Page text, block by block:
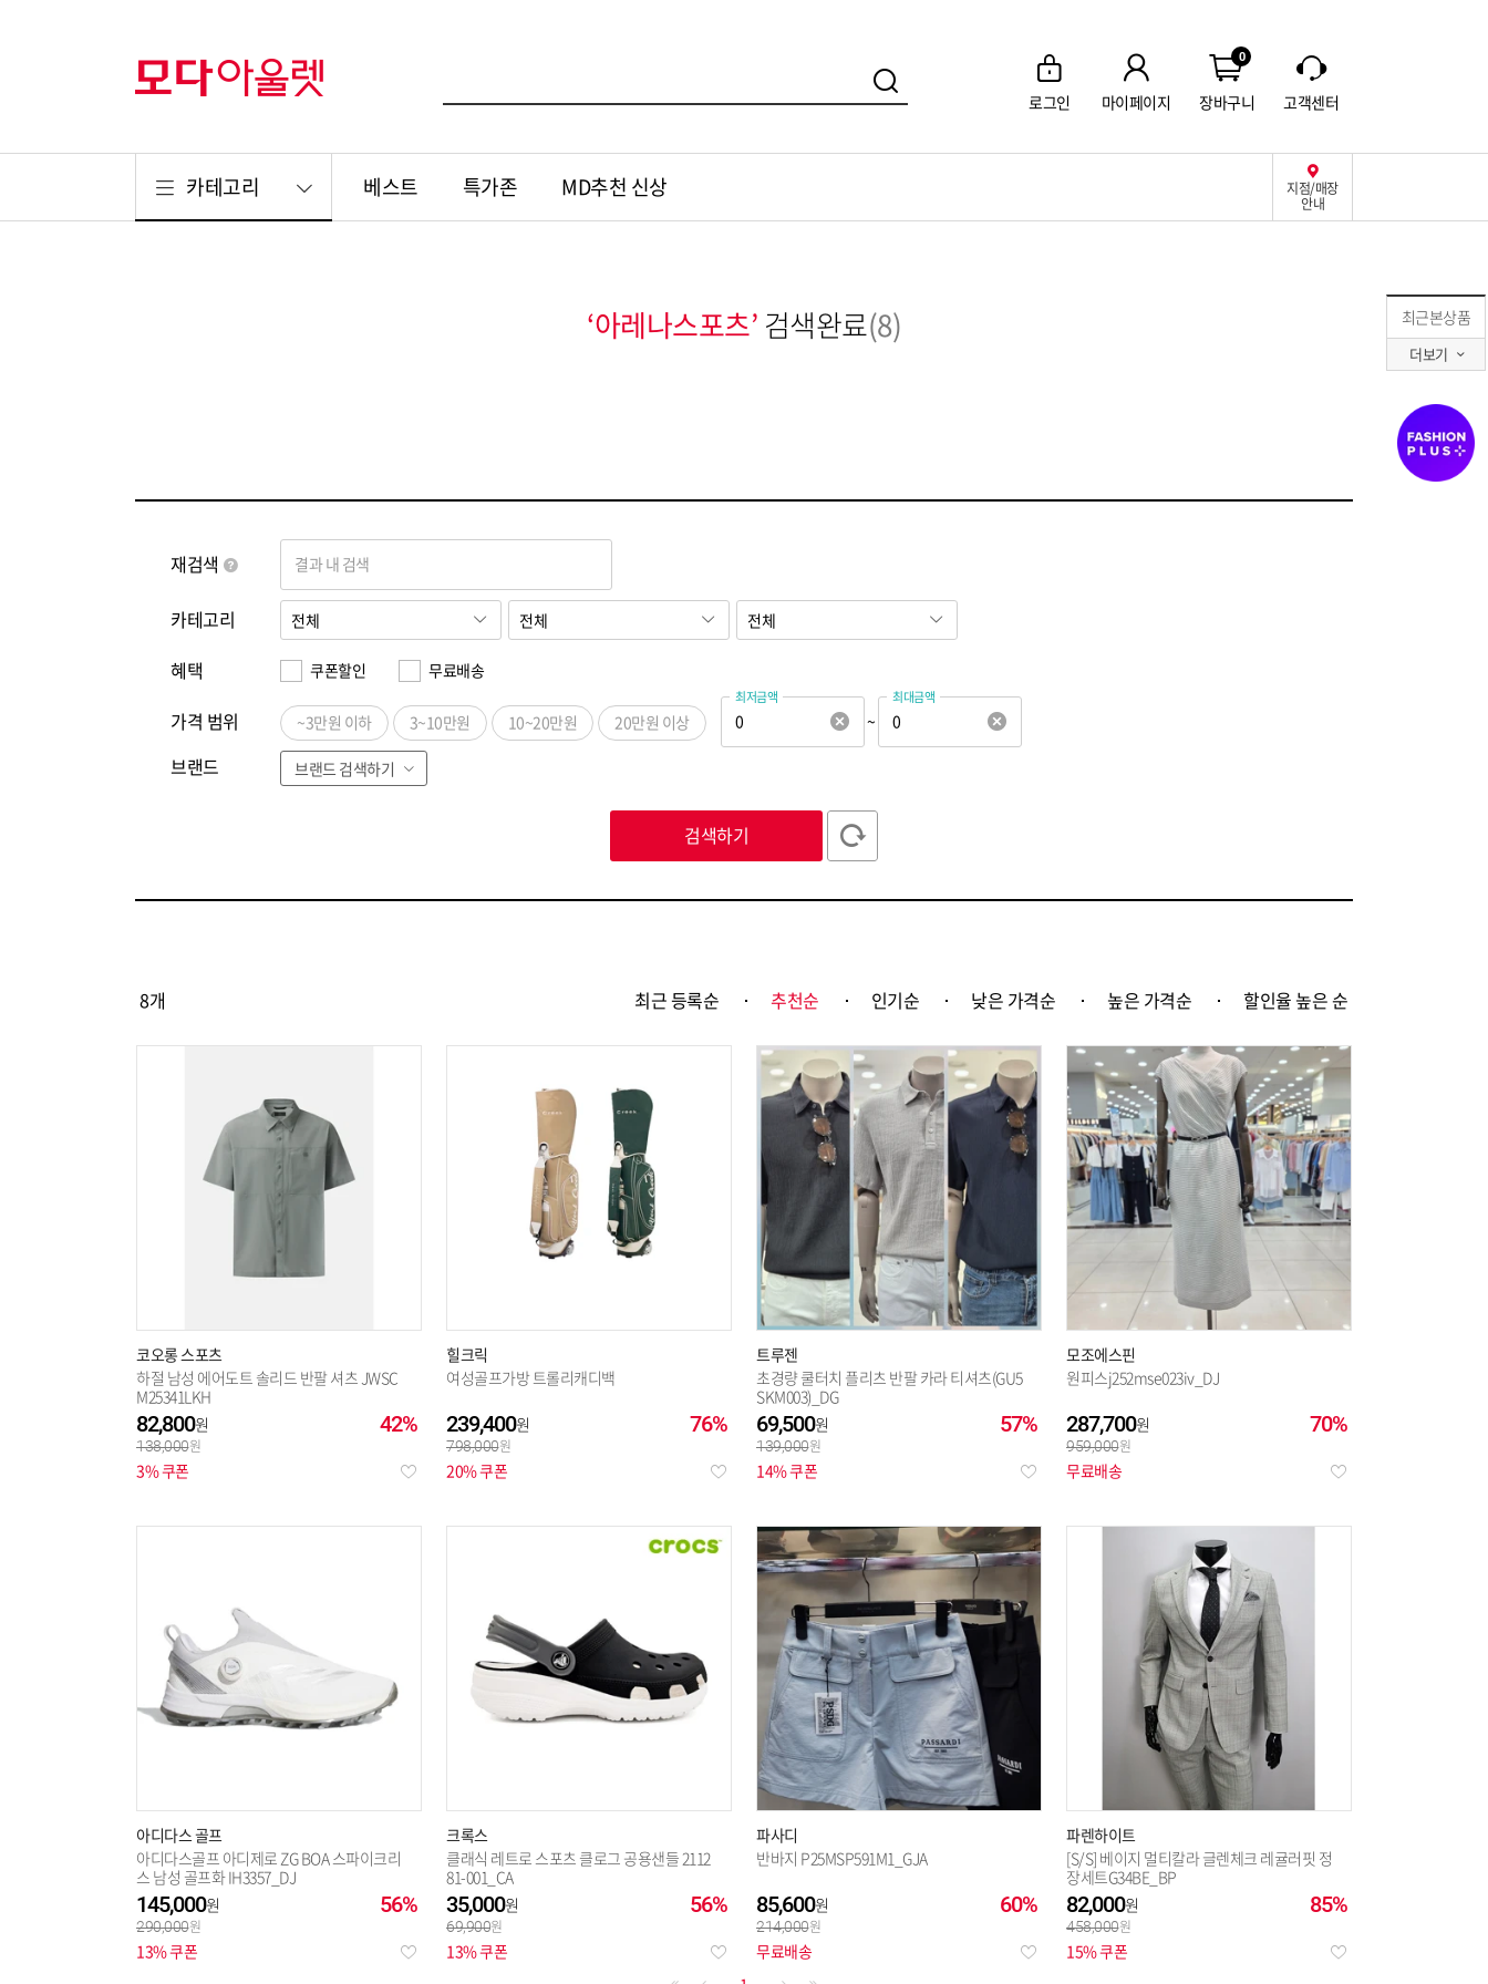
로그인 마이페이지
0
장바구니 고객센터
카테고리 지점/매장
안내
베스트 특가존 MD추천 신상
최근본상품
더보기
‘아레나스포츠’ 검색완료(8)
재검색 결과 내 검색
카테고리
혜택
쿠폰할인 무료배송
가격 범위 ~3만원 이하 3~10만원 10~20만원 20만원 이상
최저금액
~
최대금액
브랜드
브랜드 검색하기
ㅌ ㅍ ㅎ ABC 123
검색하기
8개 최근 등록순 추천순 인기순 낮은 가격순 높은 가격순 할인율 높은 순
코오롱 스포츠
하절 남성 에어도트 솔리드 반팔 셔츠 JWSC
M25341LKH
42%
82,800
138,000
3% 쿠폰
힐크릭
여성골프가방 트롤리캐디백
76%
239,400
798,000
20% 쿠폰
트루젠
초경량 쿨터치 플리츠 반팔 카라 티셔츠(GU5
SKM003)_DG
57%
69,500
139,000
14% 쿠폰
모조에스핀
원피스j252mse023iv_DJ
70%
287,700
959,000
무료배송
아디다스 골프
아디다스골프 아디제로 ZG BOA 스파이크리
스 남성 골프화 IH3357_DJ
56%
145,000
290,000
13% 쿠폰
크록스
클래식 레트로 스포츠 클로그 공용샌들 2112
81-001_CA
56%
35,000
69,900
13% 쿠폰
파사디
반바지 P25MSP591M1_GJA
60%
85,600
214,000
무료배송
파렌하이트
[S/S] 베이지 멀티칼라 글렌체크 레귤러핏 정
장세트G34BE_BP
85%
82,000
458,000
15% 쿠폰